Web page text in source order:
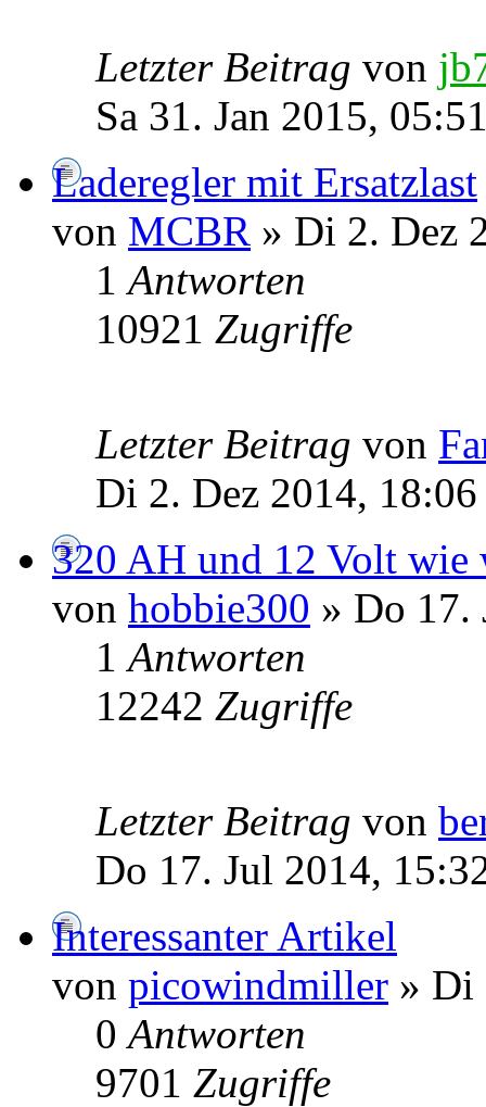
Letzter Beitrag von
Sa 31. Jan 2015,
Laderegler mit Ersatzlast
von MCBR » Di 2. Dez
1Antworten
10921 Zugriffe
Letzter Beitrag von
Di 2. Dez 2014, 18:06
320 AH und 12 Volt wie
von hobbie300 » Do 17.
1Antworten
12242 Zugriffe
Letzter Beitrag von
Do 17. Jul 2014,
Interessanter Artikel
von picowindmiller » Di
0Antworten
9701 Zugriffe